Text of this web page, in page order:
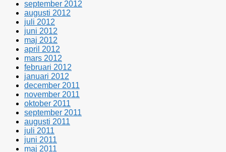
september 2012
augusti 2012
juli 2012
juni 2012
maj 2012
april 2012
mars 2012
februari 2012
januari 2012
december 2011
november 2011
oktober 2011
september 2011
augusti 2011
juli 2011
juni 2011
maj 2011